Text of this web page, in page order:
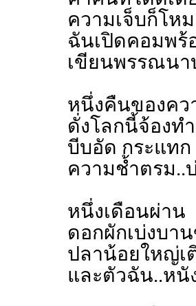
ความเจ็บก็โห
ฉันเปิดคอมพร้
เขียนพรรณนา
หนึ่งคืนของคว
ดั่งโลกนี้จ้อง
บีบอัด กระแท
ความช้ำตรม..
หนึ่งเดือนผ่าน
ดอกผักเบ่งบา
ปลาน้อยใหญ่เ
และตัวฉัน..หนั